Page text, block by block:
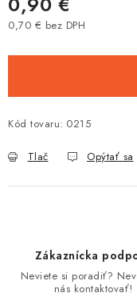
Tabuľky veľkostí
0,70 € bez DPH
Kód tovaru: 0215
Tlač Opýtať sa
Zákaznícka
Neviete si poradiť?
nás kontaktovať!